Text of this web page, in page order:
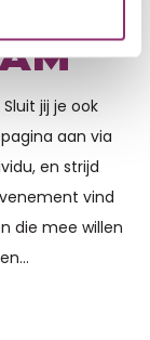
jij je ook
aan via
en strijd
vind
die mee willen